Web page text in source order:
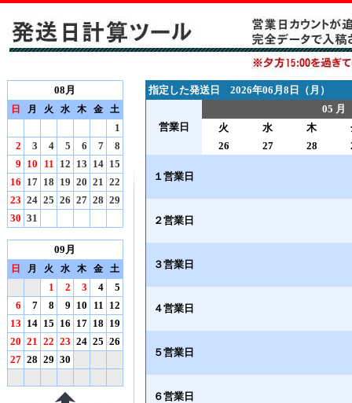
08月
日 月 火 水 木 金 土
1
2
3 4 5 6 7
8
9 10 11 12 13 14 15
16 17 18 19 20 21 22
23 24 25 26 27 28 29
30 31
09月
日 月 火 水 木 金 土
1 2 3 4
5
6
7 8 9 10 11 12
13 14 15 16 17 18 19
20 21 22 23 24 25 26
27 28 29 30
指定した発送日 2026年06月8日（月）
営業日
05 月
火
水 木
26
27 28
１営業日
２営業日
３営業日
４営業日
５営業日
６営業日